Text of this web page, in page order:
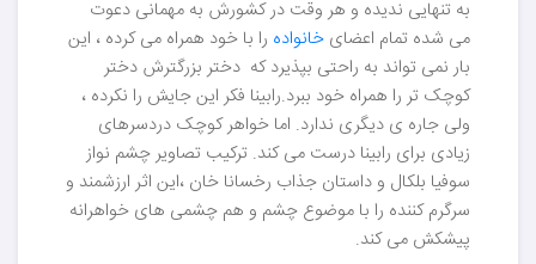
به تنهایی ندیده و هر وقت در کشورش به مهمانی دعوت
می شده تمام اعضای خانواده را با خود همراه می کرده ، این
بار نمی تواند به راحتی بپذیرد که دختر بزرگترش دختر
کوچک تر را همراه خود ببرد.رابینا فکر این جایش را نکرده ،
ولی جاره ی دیگری ندارد. اما خواهر کوچک دردسرهای
زیادی برای رابینا درست می کند. ترکیب تصاویر چشم نواز
سوفیا بلکال و داستان جذاب رخسانا خان ،این اثر ارزشمند و
سرگرم کننده را با موضوع چشم و هم چشمی های خواهرانه
پیشکش می کند.